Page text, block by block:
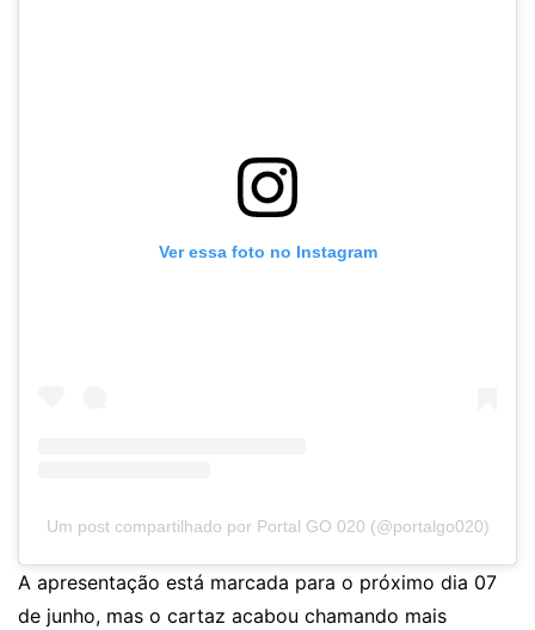
Ver essa foto no Instagram
Um post compartilhado por Portal GO 020 (@portalgo020)
A apresentação está marcada para o próximo dia 07
de junho, mas o cartaz acabou chamando mais